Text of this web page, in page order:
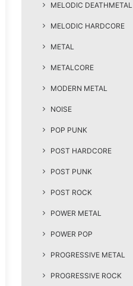
MELODIC DEATHMETAL
MELODIC HARDCORE
METAL
METALCORE
MODERN METAL
NOISE
POP PUNK
POST HARDCORE
POST PUNK
POST ROCK
POWER METAL
POWER POP
PROGRESSIVE METAL
PROGRESSIVE ROCK